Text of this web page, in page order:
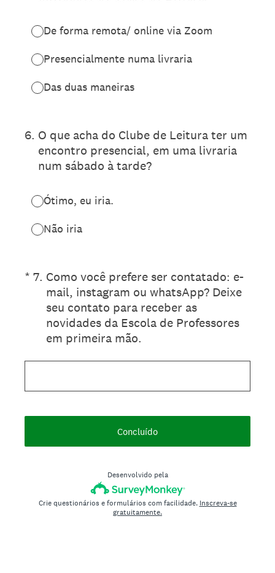
De forma remota/ online via Zoom
Presencialmente numa livraria
Das duas maneiras
6. O que acha do Clube de Leitura ter um
encontro presencial, em uma livraria
num sábado à tarde?
Ótimo, eu iria.
Não iria
* 7. Como você prefere ser contatado: e-
mail, instagram ou whatsApp? Deixe
seu contato para receber as
novidades da Escola de Professores
em primeira mão.
(Obrigatório)
Concluído
Desenvolvido pela
Crie questionários e formulários com facilidade. Inscreva-se
gratuitamente.